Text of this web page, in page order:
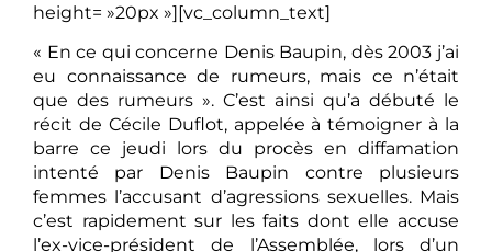
height= »20px »][vc_column_text]
« En ce qui concerne Denis Baupin, dès 2003 j’ai
eu connaissance de rumeurs, mais ce n’était
que des rumeurs ». C’est ainsi qu’a débuté le
récit de Cécile Duflot, appelée à témoigner à la
barre ce jeudi lors du procès en diffamation
intenté par Denis Baupin contre plusieurs
femmes l’accusant d’agressions sexuelles. Mais
c’est rapidement sur les faits dont elle accuse
l’ex-vice-président de l’Assemblée, lors d’un